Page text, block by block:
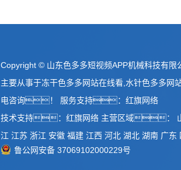
Copyright © 山东色多多短视频APP机械科技有限
主要从事于冻干色多多网站在线看 水针色多多网
电咨询！ 服务支持： 红旗网络
技术支持： 红旗网络 主营区域：
江 江苏 浙江 安徽 福建 江西 河北 湖北 湖南 广东
鲁公网安备 37069102000229号